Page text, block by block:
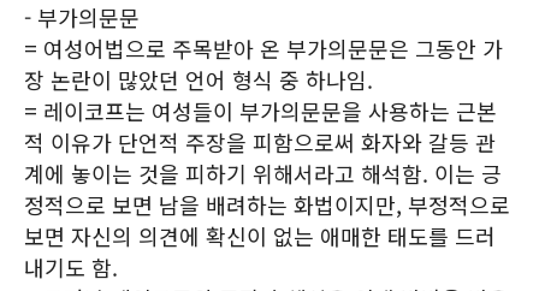
- 부가의문문
= 여성어법으로 주목받아 온 부가의문문은 그동안 가
장 논란이 많았던 언어 형식 중 하나임.
= 레이코프는 여성들이 부가의문문을 사용하는 근본
적 이유가 단언적 주장을 피함으로써 화자와 갈등 관
계에 놓이는 것을 피하기 위해서라고 해석함. 이는 긍
정적으로 보면 남을 배려하는 화법이지만, 부정적으로
보면 자신의 의견에 확신이 없는 애매한 태도를 드러
내기도 함.